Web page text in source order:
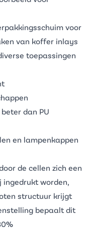
voor
van koffer inlays
toepassingen
dan PU
en lampenkappen
de cellen zich een
ingedrukt worden,
structuur krijgt
bepaalt dit